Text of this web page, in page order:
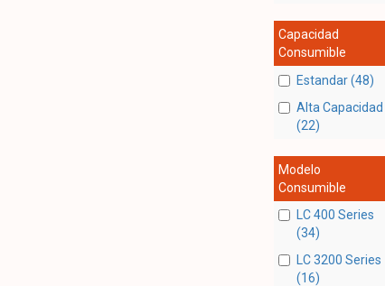
Capacidad
Consumible
Estandar (48)
Alta Capacidad
(22)
Modelo
Consumible
LC 400 Series
(34)
LC 3200 Series
(16)